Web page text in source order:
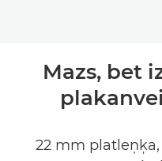
Mazs, bet
22 mm